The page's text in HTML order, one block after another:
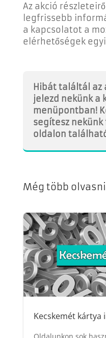
Az akció
legfrissebb
a kapcsolatot a
elérhetőségek
Hibát találtál az
jelezd nekünk a
menüpontban!
segítesz
oldalon
Még több
Kecskemét kártya